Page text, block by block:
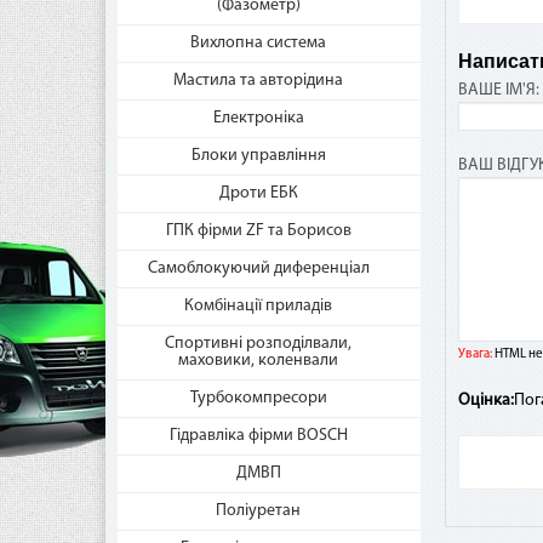
(Фазометр)
Вихлопна система
Мастила та авторідина
Електроніка
Блоки управління
Дроти ЕБК
ГПК фірми ZF та Борисов
Самоблокуючий диференціал
Комбінації приладів
Спортивні розподілвали,
маховики, коленвали
Турбокомпресори
Гідравліка фірми BOSCH
ДМВП
Поліуретан
ВАШЕ ІМ'Я:
ВАШ
Увага: HTML
Оцінка: